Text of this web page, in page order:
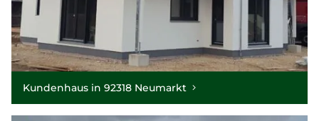
Kundenhaus in 92318 Neumarkt